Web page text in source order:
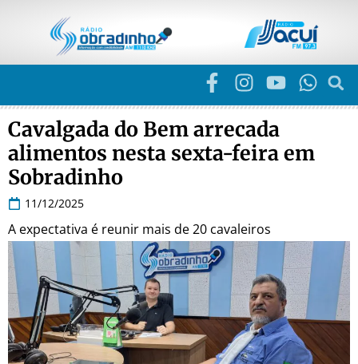
Cavalgada do Bem arrecada
alimentos nesta sexta-feira em
Sobradinho
11/12/2025
A expectativa é reunir mais de 20 cavaleiros